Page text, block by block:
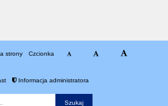
strony Czcionka
Informacja administratora